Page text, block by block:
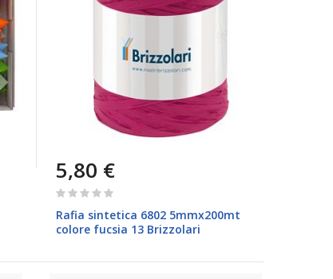
5,80 €
Rating:
Rafia sintetica 6802 5mmx200mt
colore fucsia 13 Brizzolari